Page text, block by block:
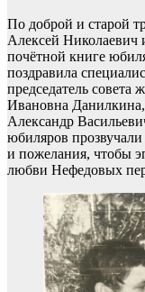
По доброй и старой
Алексей Николаевич
почётной книге
поздравила
председатель совета
Ивановна Данилкина,
Александр
юбиляров
и пожелания, чтобы
любви Нефедовых